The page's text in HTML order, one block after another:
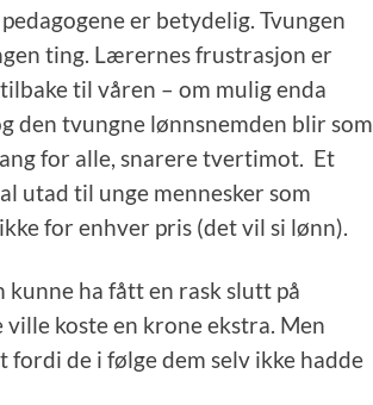
er betydelig. Tvungen
ting. Lærernes frustrasjon er
til våren – om mulig enda
den tvungne lønnsnemden blir som
for alle, snarere tvertimot. Et
utad til unge mennesker som
for enhver pris (det vil si lønn).
ha fått en rask slutt på
koste en krone ekstra. Men
de i følge dem selv ikke hadde